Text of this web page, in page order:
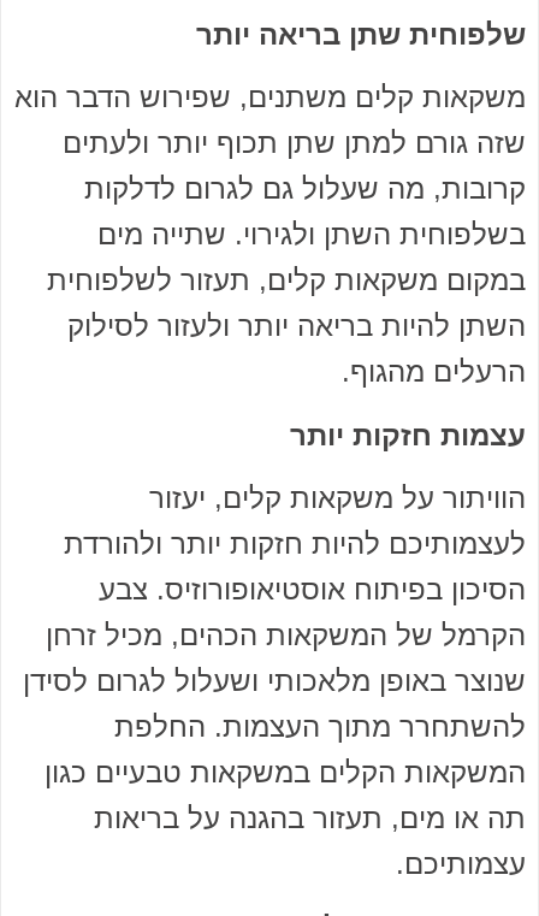
שלפוחית שתן בריאה יותר
משקאות קלים משתנים, שפירוש הדבר הוא
שזה גורם למתן שתן תכוף יותר ולעתים
קרובות, מה שעלול גם לגרום לדלקות
בשלפוחית השתן ולגירוי. שתייה מים
במקום משקאות קלים, תעזור לשלפוחית
השתן להיות בריאה יותר ולעזור לסילוק
הרעלים מהגוף.
עצמות חזקות יותר
הוויתור על משקאות קלים, יעזור
לעצמותיכם להיות חזקות יותר ולהורדת
הסיכון בפיתוח אוסטיאופורוזיס. צבע
הקרמל של המשקאות הכהים, מכיל זרחן
שנוצר באופן מלאכותי ושעלול לגרום לסידן
להשתחרר מתוך העצמות. החלפת
המשקאות הקלים במשקאות טבעיים כגון
תה או מים, תעזור בהגנה על בריאות
עצמותיכם.